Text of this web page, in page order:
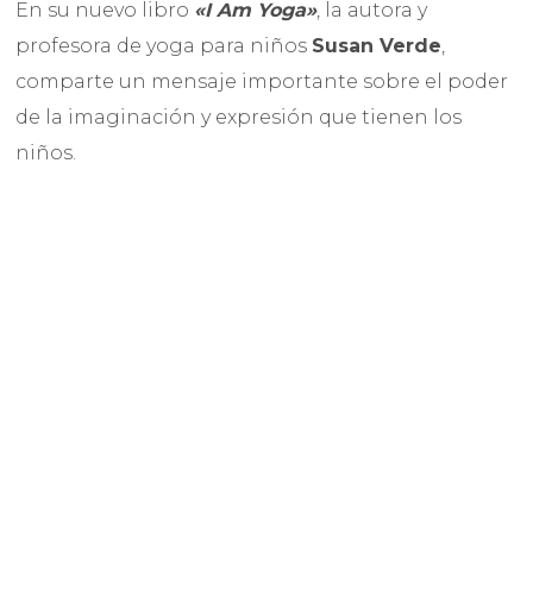
En su nuevo libro «I Am Yoga», la autora y
profesora de yoga para niños Susan Verde,
comparte un mensaje importante sobre el poder
de la imaginación y expresión que tienen los
niños.